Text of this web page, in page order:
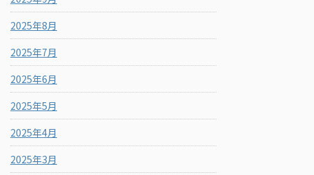
2025年8月
2025年7月
2025年6月
2025年5月
2025年4月
2025年3月